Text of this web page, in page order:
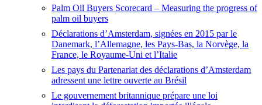
Palm Oil Buyers Scorecard – Measuring the progress of
palm oil buyers
Déclarations d’Amsterdam, signées en 2015 par le
Danemark, l’Allemagne, les Pays-Bas, la Norvège, la
France, le Royaume-Uni et l’Italie
Les pays du Partenariat des déclarations d’Amsterdam
adressent une lettre ouverte au Brésil
Le gouvernement britannique prépare une loi